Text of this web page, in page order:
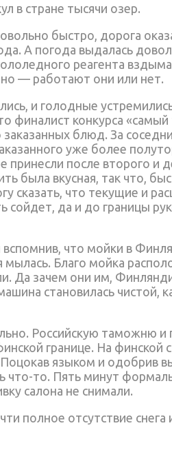
в стране тысячи озер.
быстро, дорога
А погода выдалась
реагента
— работают они или нет.
и голодные
финалист конкурса
заказанных блюд. За
уже более
принесли после второго и
была вкусная, так что,
сказать, что текущие и
сойдет, да и до границы
вспомнив, что мойки в
Благо мойка
Да зачем они им,
становилась чистой,
Российскую таможню и
границе. На финской
языком и одобрив
что-то. Пять минут
салона не снимали.
полное отсутствие